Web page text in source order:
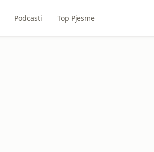
Podcasti Top Pjesme